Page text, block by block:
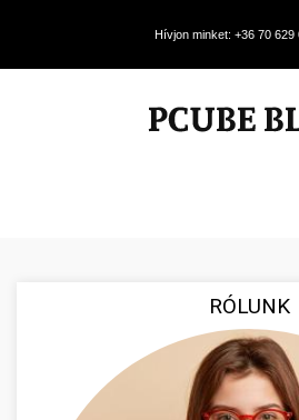
Hívjon minket: +36 70 629
RÓLUNK